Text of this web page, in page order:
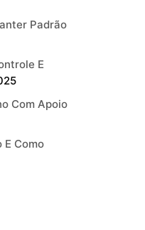
Padrão
E
Com Apoio
E Como